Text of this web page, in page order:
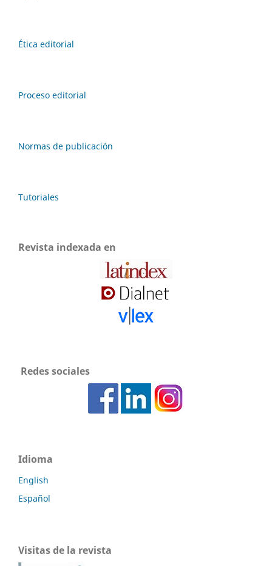
Ética editorial
Proceso editorial
Normas de publicación
Tutoriales
Revista indexada en
Redes sociales
Idioma
English
Español
Visitas de la revista